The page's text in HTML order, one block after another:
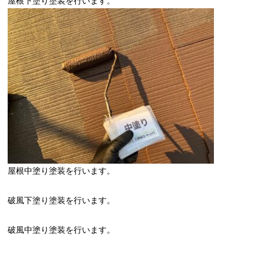
屋根中塗り塗装を行います。
破風下塗り塗装を行います。
破風中塗り塗装を行います。